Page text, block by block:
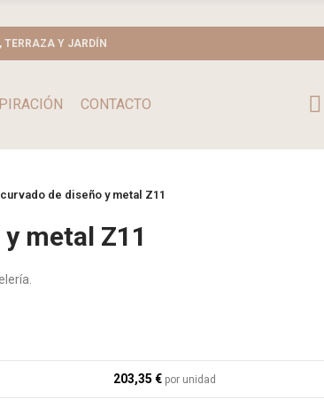
Y JARDÍN
CONTACTO
de diseño y metal Z11
metal Z11
203,35 € por unidad